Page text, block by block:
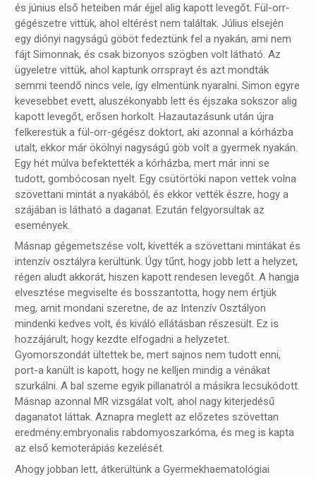
és június első heteiben már éjjel alig kapott levegőt. Fül-orr-
gégészetre vittük, ahol eltérést nem találtak. Július elsején
egy diónyi nagyságú göböt fedeztünk fel a nyakán, ami nem
fájt Simonnak, és csak bizonyos szögben volt látható. Az
ügyeletre vittük, ahol kaptunk orrsprayt és azt mondták
semmi teendő nincs vele, így elmentünk nyaralni. Simon egyre
kevesebbet evett, aluszékonyabb lett és éjszaka sokszor alig
kapott levegőt, erősen horkolt. Hazautazásunk után újra
felkerestük a fül-orr-gégész doktort, aki azonnal a kórházba
utalt, ekkor már ökölnyi nagyságú göb volt a gyermek nyakán.
Egy hét múlva befektették a kórházba, mert már inni se
tudott, gombócosan nyelt. Egy csütörtöki napon vettek volna
szövettani mintát a nyakából, és ekkor vették észre, hogy a
szájában is látható a daganat. Ezután felgyorsultak az
események.
Másnap gégemetszése volt, kivették a szövettani mintákat és
intenzív osztályra kerültünk. Úgy tűnt, hogy jobb lett a helyzet,
régen aludt akkorát, hiszen kapott rendesen levegőt. A hangja
elvesztése megviselte és bosszantotta, hogy nem értjük
meg, amit mondani szeretne, de az Intenzív Osztályon
mindenki kedves volt, és kiváló ellátásban részesült. Ez is
hozzájárult, hogy kezdte elfogadni a helyzetet.
Gyomorszondát ültettek be, mert sajnos nem tudott enni,
port-a kanült is kapott, hogy ne kelljen mindig a vénákat
szurkálni. A bal szeme egyik pillanatról a másikra lecsukódott.
Másnap azonnal MR vizsgálat volt, ahol nagy kiterjedésű
daganatot láttak. Aznapra meglett az előzetes szövettan
eredmény:embryonalis rabdomyoszarkóma, és meg is kapta
az első kemoterápiás kezelését.
Ahogy jobban lett, átkerültünk a Gyermekhaematológiai